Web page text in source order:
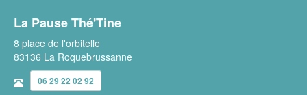
La Pause Thé'Tine
8 place de l'orbitelle
83136 La Roquebrussanne
06 29 22 02 92